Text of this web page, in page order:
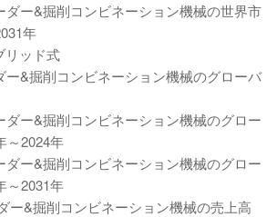
ー&掘削コンビネーション機械の世界市
年
ッド式
ー&掘削コンビネーション機械のグローバ
ー&掘削コンビネーション機械のグロー
～2024年
ー&掘削コンビネーション機械のグロー
～2031年
&掘削コンビネーション機械の売上高